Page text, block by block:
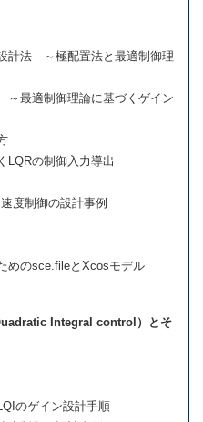
法 ～極配置法と最適制御理
最適制御理論に基づくゲイン
の制御入力導出
度制御の設計事例
sce.fileとXcosモデル
Integral control）とそ
のゲイン設計手順